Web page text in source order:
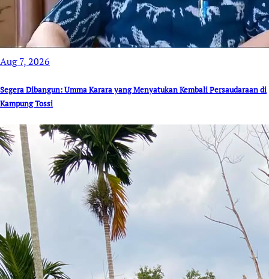
Aug 7, 2026
Segera Dibangun: Umma Karara yang Menyatukan Kembali Persaudaraan di
Kampung Tossi